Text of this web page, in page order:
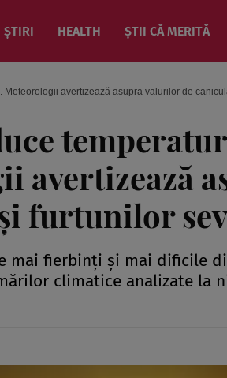
ȘTIRI HEALTH ȘTII CĂ MERITĂ
avertizează asupra valurilor de
avertizează
furtunilor
mai fierbinți și mai dificile
climatice analizate la